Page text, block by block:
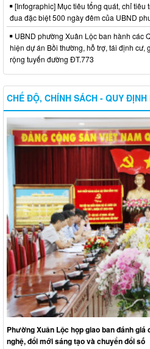
[Infographic] Mục tiêu tổng quát, chỉ tiêu
đua đặc biệt 500 ngày đêm của UBND
UBND phường Xuân Lộc ban hành các
hiện dự án Bồi thường, hỗ trợ, tái định cư,
rộng tuyến đường ĐT.773
CHẾ ĐỘ, CHÍNH SÁCH - QUY ĐỊNH
Phường Xuân Lộc họp giao ban đánh
nghệ, đổi mới sáng tạo và chuyển đổi số